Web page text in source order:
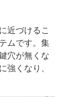
近づけるこ
ムです。集
穴が無くな
強くなり、